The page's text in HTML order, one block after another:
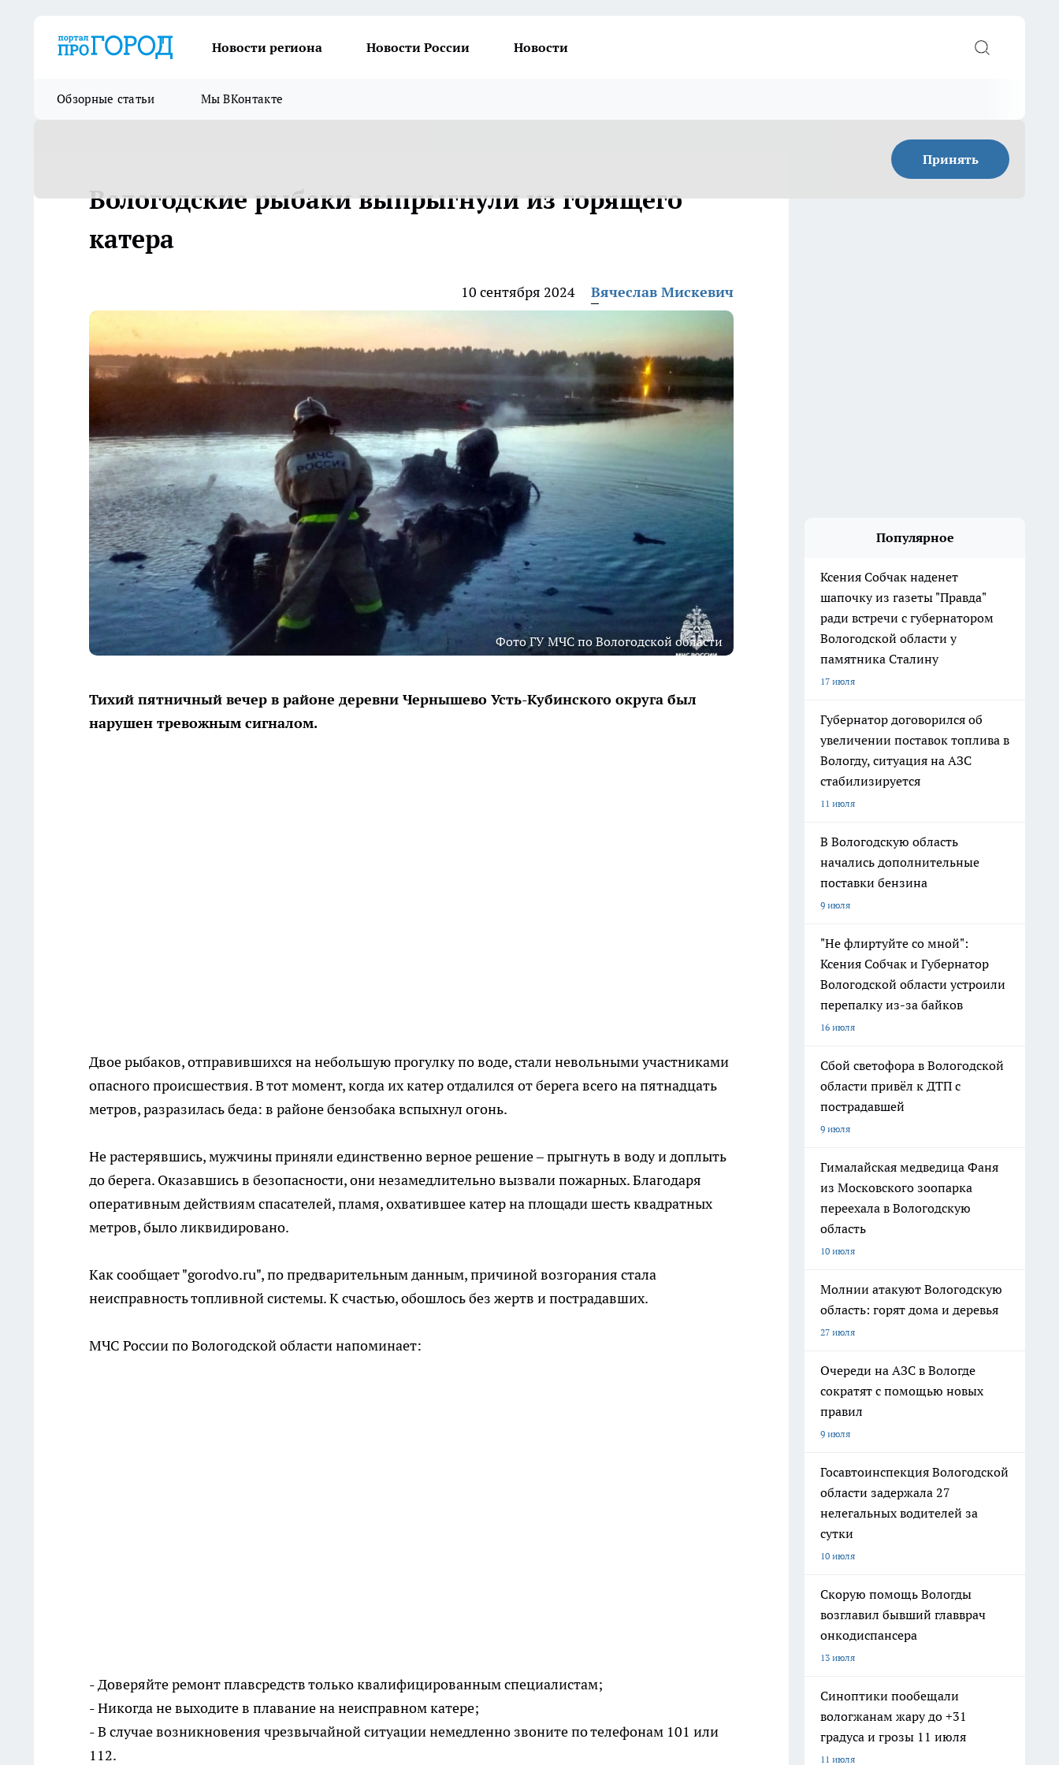
Новости региона Новости России Новости
Обзорные статьи Мы ВКонтакте
Принять
Вологодские рыбаки выпрыгнули из горящего
катера
10 сентября 2024 Вячеслав Мискевич
Фото ГУ МЧС по Вологодской области
Тихий пятничный вечер в районе деревни Чернышево Усть-Кубинского округа был
нарушен тревожным сигналом.
Двое рыбаков, отправившихся на небольшую прогулку по воде, стали невольными участниками
опасного происшествия. В тот момент, когда их катер отдалился от берега всего на пятнадцать
метров, разразилась беда: в районе бензобака вспыхнул огонь.
Не растерявшись, мужчины приняли единственно верное решение – прыгнуть в воду и доплыть
до берега. Оказавшись в безопасности, они незамедлительно вызвали пожарных. Благодаря
оперативным действиям спасателей, пламя, охватившее катер на площади шесть квадратных
метров, было ликвидировано.
Как сообщает "gorodvo.ru", по предварительным данным, причиной возгорания стала
неисправность топливной системы. К счастью, обошлось без жертв и пострадавших.
МЧС России по Вологодской области напоминает:
- Доверяйте ремонт плавсредств только квалифицированным специалистам;
- Никогда не выходите в плавание на неисправном катере;
- В случае возникновения чрезвычайной ситуации немедленно звоните по телефонам 101 или
112.
Популярное
Ксения Собчак наденет
шапочку из газеты "Правда"
ради встречи с губернатором
Вологодской области у
памятника Сталину
17 июля
Губернатор договорился об
увеличении поставок топлива в
Вологду, ситуация на АЗС
стабилизируется
11 июля
В Вологодскую область
начались дополнительные
поставки бензина
9 июля
"Не флиртуйте со мной":
Ксения Собчак и Губернатор
Вологодской области устроили
перепалку из-за байков
16 июля
Сбой светофора в Вологодской
области привёл к ДТП с
пострадавшей
9 июля
Гималайская медведица Фаня
из Московского зоопарка
переехала в Вологодскую
область
10 июля
Молнии атакуют Вологодскую
область: горят дома и деревья
27 июля
Очереди на АЗС в Вологде
сократят с помощью новых
правил
9 июля
Госавтоинспекция Вологодской
области задержала 27
нелегальных водителей за
сутки
10 июля
Скорую помощь Вологды
возглавил бывший главврач
онкодиспансера
13 июля
Синоптики пообещали
вологжанам жару до +31
градуса и грозы 11 июля
11 июля